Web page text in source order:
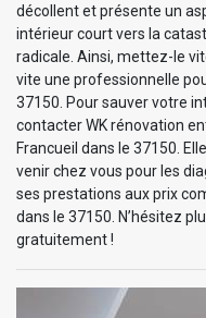
décollent et présente un
intérieur court vers la
radicale. Ainsi, mettez-le
vite une professionnelle
37150. Pour sauver votre
contacter WK rénovation
Francueil dans le 37150.
venir chez vous pour les
ses prestations aux prix
dans le 37150. N’hésitez
gratuitement !